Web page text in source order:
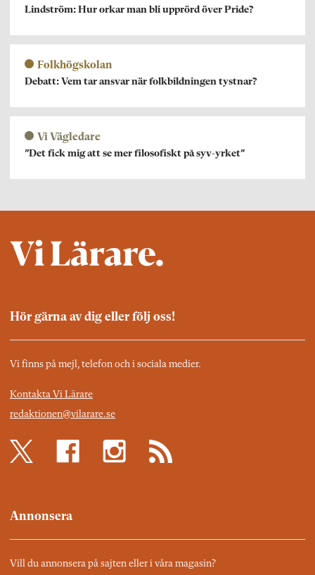
Lindström: Hur orkar man bli upprörd över Pride?
Folkhögskolan
Debatt: Vem tar ansvar när folkbildningen tystnar?
Vi Vägledare
”Det fick mig att se mer filosofiskt på syv-yrket”
Hör gärna av dig eller följ oss!
Vi finns på mejl, telefon och i sociala medier.
Kontakta Vi Lärare
redaktionen@vilarare.se
Annonsera
Vill du annonsera på sajten eller i våra magasin?